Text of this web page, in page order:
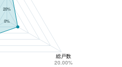
20%
0%
総戸数
20.00%